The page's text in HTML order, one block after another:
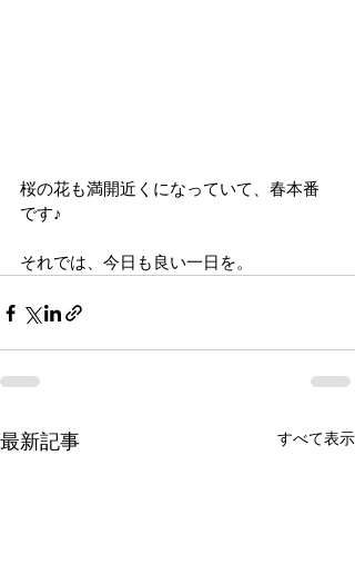
桜の花も満開近くになっていて、春本番
です♪
それでは、今日も良い一日を。
最新記事 すべて表示